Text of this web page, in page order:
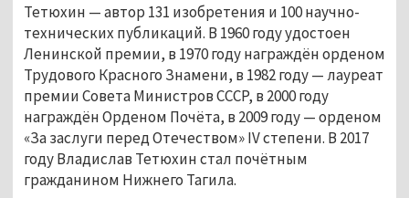
Тетюхин — автор 131 изобретения и 100 научно-
технических публикаций. В 1960 году удостоен
Ленинской премии, в 1970 году награждён орденом
Трудового Красного Знамени, в 1982 году — лауреат
премии Совета Министров СССР, в 2000 году
награждён Орденом Почёта, в 2009 году — орденом
«За заслуги перед Отечеством» IV степени. В 2017
году Владислав Тетюхин стал почётным
гражданином Нижнего Тагила.